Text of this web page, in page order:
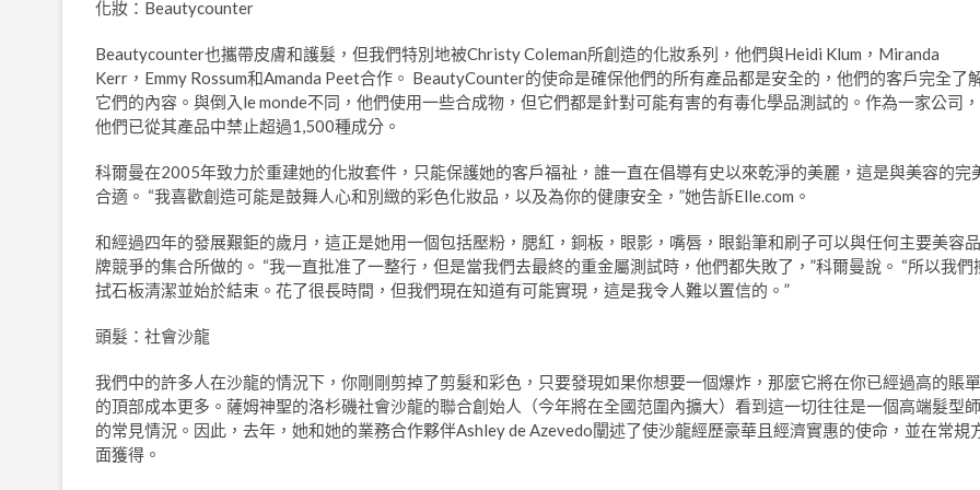
化妝：Beautycounter
Beautycounter也攜帶皮膚和護髮，但我們特別地被Christy Coleman所創造的化妝系列，他們與Heidi Klum，Miranda
Kerr，Emmy Rossum和Amanda Peet合作。 BeautyCounter的使命是確保他們的所有產品都是安全的，他們的客戶完全了
它們的內容。與倒入le monde不同，他們使用一些合成物，但它們都是針對可能有害的有毒化學品測試的。作為一家公司，
他們已從其產品中禁止超過1,500種成分。
科爾曼在2005年致力於重建她的化妝套件，只能保護她的客戶福祉，誰一直在倡導有史以來乾淨的美麗，這是與美容的完
合適。 “我喜歡創造可能是鼓舞人心和別緻的彩色化妝品，以及為你的健康安全，”她告訴Elle.com。
和經過四年的發展艱鉅的歲月，這正是她用一個包括壓粉，腮紅，銅板，眼影，嘴唇，眼鉛筆和刷子可以與任何主要美容品
牌競爭的集合所做的。 “我一直批准了一整行，但是當我們去最終的重金屬測試時，他們都失敗了，”科爾曼說。 “所以我們
拭石板清潔並始於結束。花了很長時間，但我們現在知道有可能實現，這是我令人難以置信的。”
頭髮：社會沙龍
我們中的許多人在沙龍的情況下，你剛剛剪掉了剪髮和彩色，只要發現如果你想要一個爆炸，那麼它將在你已經過高的賬單
的頂部成本更多。薩姆神聖的洛杉磯社會沙龍的聯合創始人（今年將在全國范圍內擴大）看到這一切往往是一個高端髮型師
的常見情況。因此，去年，她和她的業務合作夥伴Ashley de Azevedo闡述了使沙龍經歷豪華且經濟實惠的使命，並在常規
面獲得。